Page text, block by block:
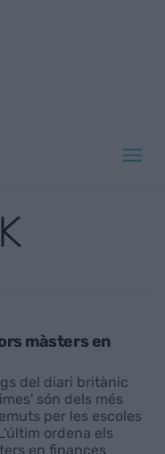
màsters en
del diari britànic
són dels més
per les escoles
ordena els
en finances